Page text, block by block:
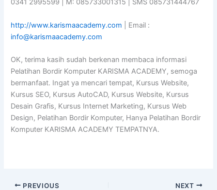
0341 2995599 | M: 085733001315 | SMS 085731444767
http://www.karismaacademy.com | Email :
info@karismaacademy.com
OK, terima kasih sudah berkenan membaca informasi
Pelatihan Bordir Komputer KARISMA ACADEMY, semoga
bermanfaat. Ingat ya mencari tempat, Kursus Website,
Kursus SEO, Kursus AutoCAD, Kursus Website, Kursus
Desain Grafis, Kursus Internet Marketing, Kursus Web
Design, Pelatihan Bordir Komputer, Hanya Pelatihan Bordir
Komputer KARISMA ACADEMY TEMPATNYA.
PREVIOUS NEXT